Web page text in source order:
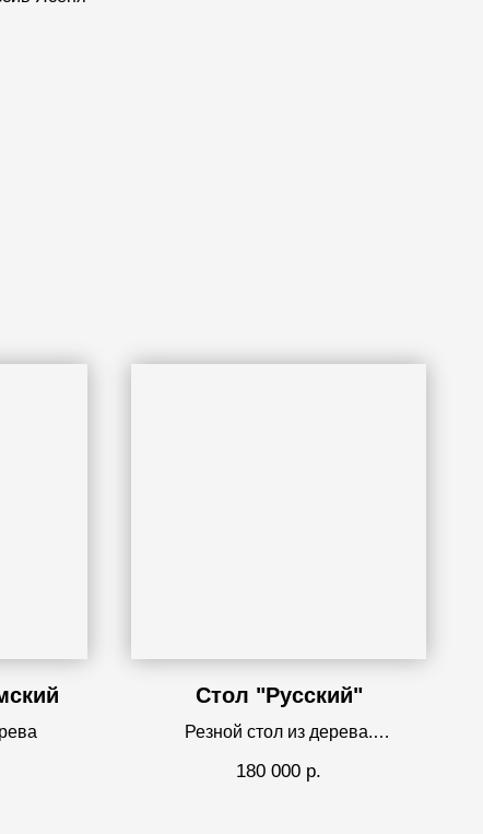
Стол "Русский"
Резной стол из дерева.
180 000 р.